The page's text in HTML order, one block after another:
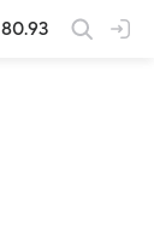
80.93